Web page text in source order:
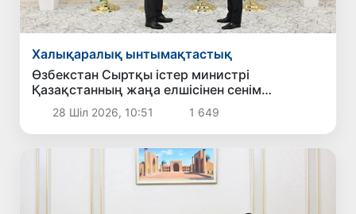
Халықаралық ынтымақтастық
Өзбекстан Сыртқы істер министрі
Қазақстанның жаңа елшісінен сенім
грамоталарының көшірмелерін қабылдады
28 Шіл 2026, 10:51 1 649